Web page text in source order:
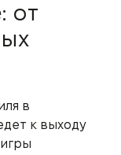
от
в
к выходу